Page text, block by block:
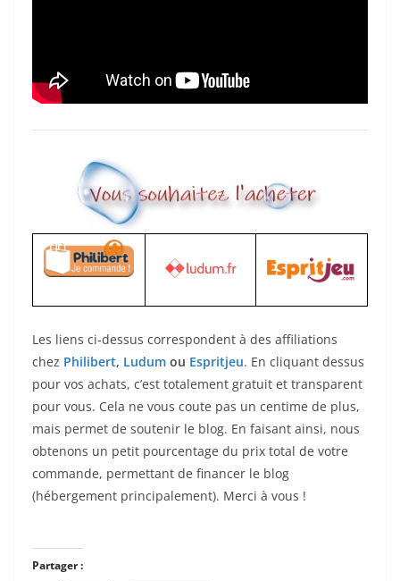
Les liens ci-dessus correspondent à des affiliations
chez Philibert, Ludum ou Espritjeu. En cliquant dessus
pour vos achats, c’est totalement gratuit et transparent
pour vous. Cela ne vous coute pas un centime de plus,
mais permet de soutenir le blog. En faisant ainsi, nous
obtenons un petit pourcentage du prix total de votre
commande, permettant de financer le blog
(hébergement principalement). Merci à vous !
Partager :